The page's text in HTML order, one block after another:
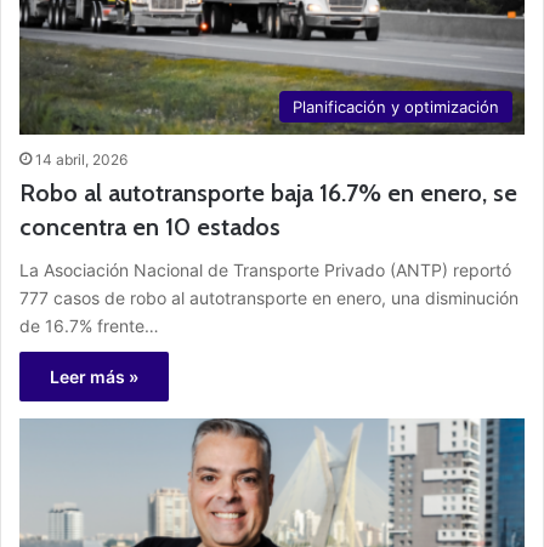
Planificación y optimización
14 abril, 2026
Robo al autotransporte baja 16.7% en enero, se
concentra en 10 estados
La Asociación Nacional de Transporte Privado (ANTP) reportó
777 casos de robo al autotransporte en enero, una disminución
de 16.7% frente…
Leer más »